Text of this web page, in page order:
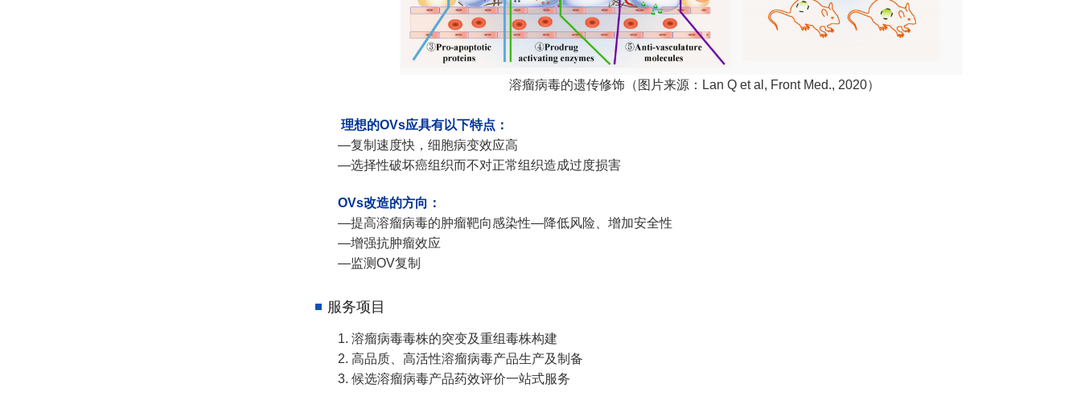
溶瘤病毒的遗传修饰（图片来源：Lan Q et al, Front Med., 2020）
理想的OVs应具有以下特点：
—复制速度快，细胞病变效应高
—选择性破坏癌组织而不对正常组织造成过度损害
OVs改造的方向：
—提高溶瘤病毒的肿瘤靶向感染性—降低风险、增加安全性
—增强抗肿瘤效应
—监测OV复制
服务项目
1. 溶瘤病毒毒株的突变及重组毒株构建
2. 高品质、高活性溶瘤病毒产品生产及制备
3. 候选溶瘤病毒产品药效评价一站式服务